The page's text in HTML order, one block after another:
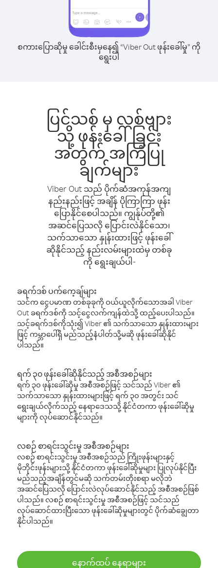
စကားပြောဆိုမှု ခေါင်းစီးမှနေ၍ “Viber Out ဖုန်းခေါ်မှု” ကို
ရွေးပါ
ပြင်သစ် မှ လစ်ဗျား
သို့ ဖုန်းခေါ်ခြင်း
အတွက် အကြံပြု
ချက်များ
Viber Out သည် ပိုက်ဆံအကုန်အကျ
နည်းနည်းဖြင့် အချိန် ပိုကြာကြာ ဖုန်း
ပြောနိုင်စေပါသည်။ ကျွန်ုပ်တို့၏
အဆင်ပြေသလို ပြောင်းလဲနိုင်သော၊
သက်သာသော နှုန်းထားဖြင့် ဖုန်းခေါ်
ဆိုနိုင်သည့် နည်းလမ်းများထဲမှ တစ်ခု
ကို ရွေးချယ်ပါ-
ခရက်ဒစ် ပက်ကေ့ချ်များ
သင်က ငွေပမာဏ တစ်ခုခုကို ဝယ်ယူလိုက်သောအခါ Viber
Out ခရက်ဒစ်ကို သင့်ငွေလက်ကျန်ထဲသို့ ထည့်ပေးပါသည်။
သင့်ခရက်ဒစ်ကိုသုံး၍ Viber ၏ သက်သာသော နှုန်းထားများ
ဖြင့် ကမ္ဘာပေါ်ရှိ မည်သည့်နံပါတ်သို့မဆို ဖုန်းခေါ်ဆိုနိုင်
ပါသည်။
ရက် ၃၀ ဖုန်းခေါ်ဆိုနိုင်သည့် အစီအစဉ်များ
ရက် ၃၀ ဖုန်းခေါ်ဆိုမှု အစီအစဉ်ဖြင့် သင်သည် Viber ၏
သက်သာသော နှုန်းထားများဖြင့် ရက် ၃၀ အတွင်း သင်
ရွေးချယ်လိုက်သည့် နေရာဒေသသို့ နိုင်ငံတကာ ဖုန်းခေါ်ဆိုမှု
များကို လုပ်ဆောင်နိုင်သည်။
လစဉ် စာရင်းသွင်းမှု အစီအစဉ်များ
လစဉ် စာရင်းသွင်းမှု အစီအစဉ်သည် ကြိုးဖုန်းများနှင့်
မိုဘိုင်းဖုန်းများသို့ နိုင်ငံတကာ ဖုန်းခေါ်ဆိုမှုများ ပြုလုပ်နိုင်ပြီး
မည်သည့်အချိန်တွင်မဆို သက်တမ်းတိုးစရာ မလိုဘဲ
အဆင်ပြေသလို ပြောင်းလဲလုပ်ဆောင်နိုင်သည့် အစီအစဉ်ဖြစ်
ပါသည်။ လစဉ် စာရင်းသွင်းမှု အစီအစဉ်ဖြင့် သင်သည်
လုပ်ဆောင်ထားပြီးသော ဖုန်းခေါ်ဆိုမှုများတွင် ပိုက်ဆံချွေတာ
နိုင်ပါသည်။
နောက်ထပ် နေရာများ